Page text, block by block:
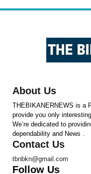
About Us
THEBIKANERNEWS is a
provide you only
We’re dedicated to
dependability and News .
Contact Us
tbnbkn@gmail.com
Follow Us